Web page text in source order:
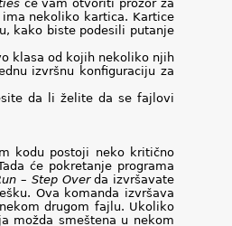
će vam otvoriti prozor za
nekoliko kartica. Kartice
kako biste podesili putanje
klasa od kojih nekoliko njih
izvršnu konfiguraciju za
da li želite da se fajlovi
kodu postoji neko kritično
će pokretanje programa
– Step Overda izvršavate
Ova komanda izvršava
drugom fajlu. Ukoliko
možda smeštena u nekom